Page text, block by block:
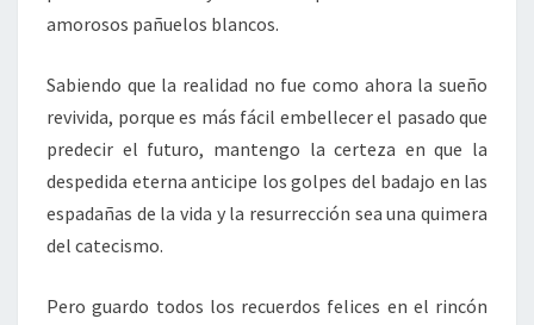
amorosos pañuelos blancos.
Sabiendo que la realidad no fue como ahora la sueño
revivida, porque es más fácil embellecer el pasado que
predecir el futuro, mantengo la certeza en que la
despedida eterna anticipe los golpes del badajo en las
espadañas de la vida y la resurrección sea una quimera
del catecismo.
Pero guardo todos los recuerdos felices en el rincón